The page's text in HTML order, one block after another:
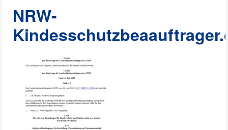
NRW-